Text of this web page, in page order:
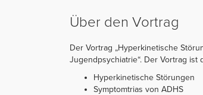
Über den Vortrag
Der Vortrag „Hyperkinetische
Jugendpsychiatrie“. Der Vortrag
Hyperkinetische Störungen
Symptomtrias von ADHS